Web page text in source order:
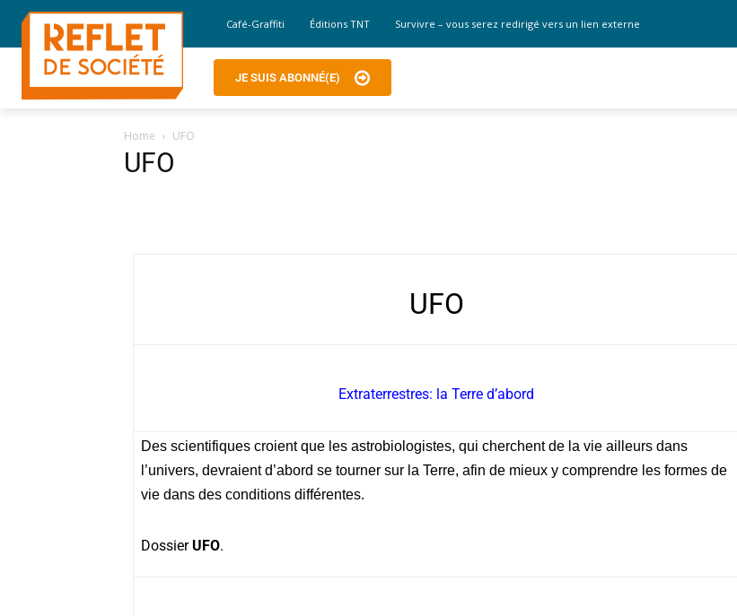
Café-Graffiti Éditions TNT Survivre – vous serez redirigé vers un lien externe
JE SUIS ABONNÉ(E)
Home UFO
UFO
UFO
Extraterrestres: la Terre d’abord
Des scientifiques croient que les astrobiologistes, qui cherchent de la vie ailleurs dans
l’univers, devraient d’abord se tourner sur la Terre, afin de mieux y comprendre les formes de
vie dans des conditions différentes.
DossierUFO.